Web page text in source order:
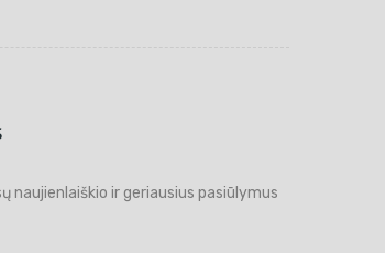
naujienlaiškio ir geriausius pasiūlymus